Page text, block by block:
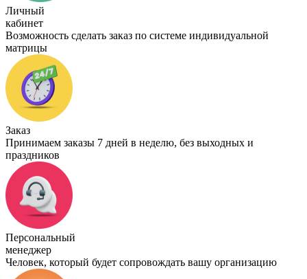
Личный
кабинет
Возможность сделать заказ по системе индивидуальной
матрицы
Заказ
Принимаем заказы 7 дней в неделю, без выходных и
праздников
Персональный
менеджер
Человек, который будет сопровождать вашу организацию